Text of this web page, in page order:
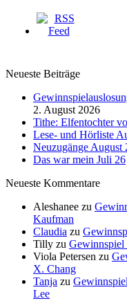
Neueste Beiträge
2. August 2026
Tithe: Elfentochter
Lese- und Hörliste
Neuzugänge August
Das war mein Juli 26
Neueste Kommentare
Aleshanee zu
Kaufman
Claudia zu
Tilly zu
Viola Petersen zu
X. Chang
Tanja zu
Lee